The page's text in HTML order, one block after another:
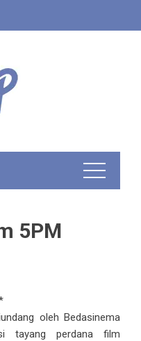
5PM
oleh Bedasinema
tayang perdana film